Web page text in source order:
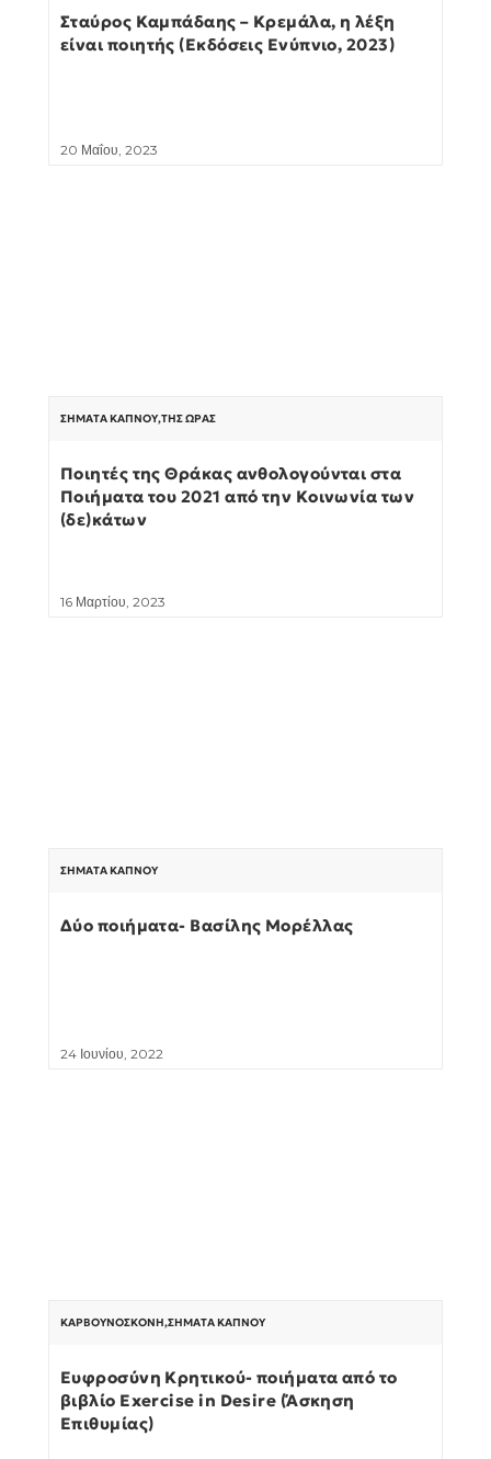
Σταύρος Καμπάδαης – Κρεμάλα, η λέξη
είναι ποιητής (Εκδόσεις Ενύπνιο, 2023)
20 Μαΐου, 2023
ΣΉΜΑΤΑ ΚΑΠΝΟΎ,ΤΗΣ ΏΡΑΣ
Ποιητές της Θράκας ανθολογούνται στα
Ποιήματα του 2021 από την Κοινωνία των
(δε)κάτων
16 Μαρτίου, 2023
ΣΉΜΑΤΑ ΚΑΠΝΟΎ
Δύο ποιήματα- Βασίλης Μορέλλας
24 Ιουνίου, 2022
ΚΑΡΒΟΥΝΌΣΚΟΝΗ,ΣΉΜΑΤΑ ΚΑΠΝΟΎ
Ευφροσύνη Κρητικού- ποιήματα από το
βιβλίο Exercise in Desire (Άσκηση
Επιθυμίας)